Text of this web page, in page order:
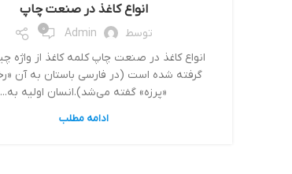
انواع کاغذ در صنعت چاپ
توسط Admin
0
انواع کاغذ در صنعت چاپ کلمه کاغذ از واژه
گرفته شده است (در فارسی باستان به آن
«پرزه» گفته می‌شد).انسان اولیه به...
ادامه مطلب